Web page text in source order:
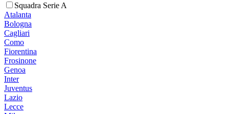
Squadra Serie A
Atalanta
Bologna
Cagliari
Como
Fiorentina
Frosinone
Genoa
Inter
Juventus
Lazio
Lecce